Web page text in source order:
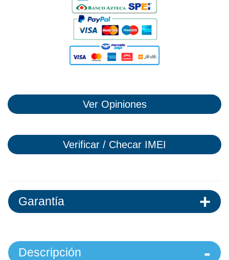
Ver Opiniones
Verificar / Checar IMEI
Garantía
Descripción